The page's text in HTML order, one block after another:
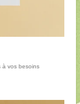
à vos besoins